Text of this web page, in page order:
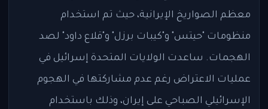
معظم الصواريخ الإيرانية، حيث تم استخدام
منظومات "حيتس" و"كيبات برزل" و"قلاع داود" لصد
الهجمات. ساعدت الولايات المتحدة إسرائيل في
عمليات الاعتراض رغم عدم مشاركتها في الهجوم
الإسرائيلي الصباحي على إيران، وذلك باستخدام